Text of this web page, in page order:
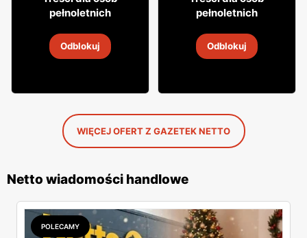
14 sie 2026
pełnoletnich
Odblokuj 14 sie 2026
pełnoletnich
Odblokuj
WIĘCEJ OFERT Z GAZETEK NETTO
Netto wiadomości handlowe
POLECAMY